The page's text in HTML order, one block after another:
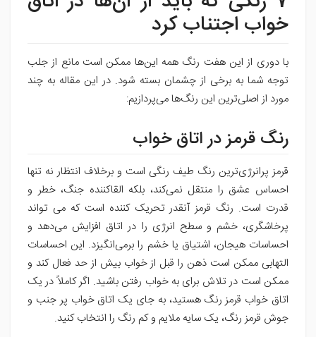
خواب اجتناب کرد
با دوری از این هفت رنگ همه این‌ها ممکن است مانع از جلب
توجه شما به برخی از چشمان بسته شود. در این مقاله به چند
مورد از اصلی‌ترین این رنگ‌ها می‌پردازیم:
رنگ قرمز در اتاق خواب
قرمز پرانرژی‌ترین رنگ طیف رنگی است و برخلاف انتظار نه تنها
احساس عشق را منتقل نمی‌کند، بلکه القاکننده جنگ، خطر و
قدرت است. رنگ قرمز آنقدر تحریک کننده است که می تواند
پرخاشگری، خشم و سطح انرژی را در اتاق افزایش می‌دهد و
احساسات هیجان، اشتیاق یا خشم را برمی‌انگیزد. این احساسات
التهابی ممکن است ذهن را قبل از خواب بیش از حد فعال کند و
ممکن است در تلاش برای به خواب رفتن باشید. اگر کاملاً در یک
اتاق خواب قرمز رنگ هستید، به جای یک اتاق خواب پر جنب و
جوش قرمز رنگ، یک سایه ملایم و کم رنگ را انتخاب کنید.